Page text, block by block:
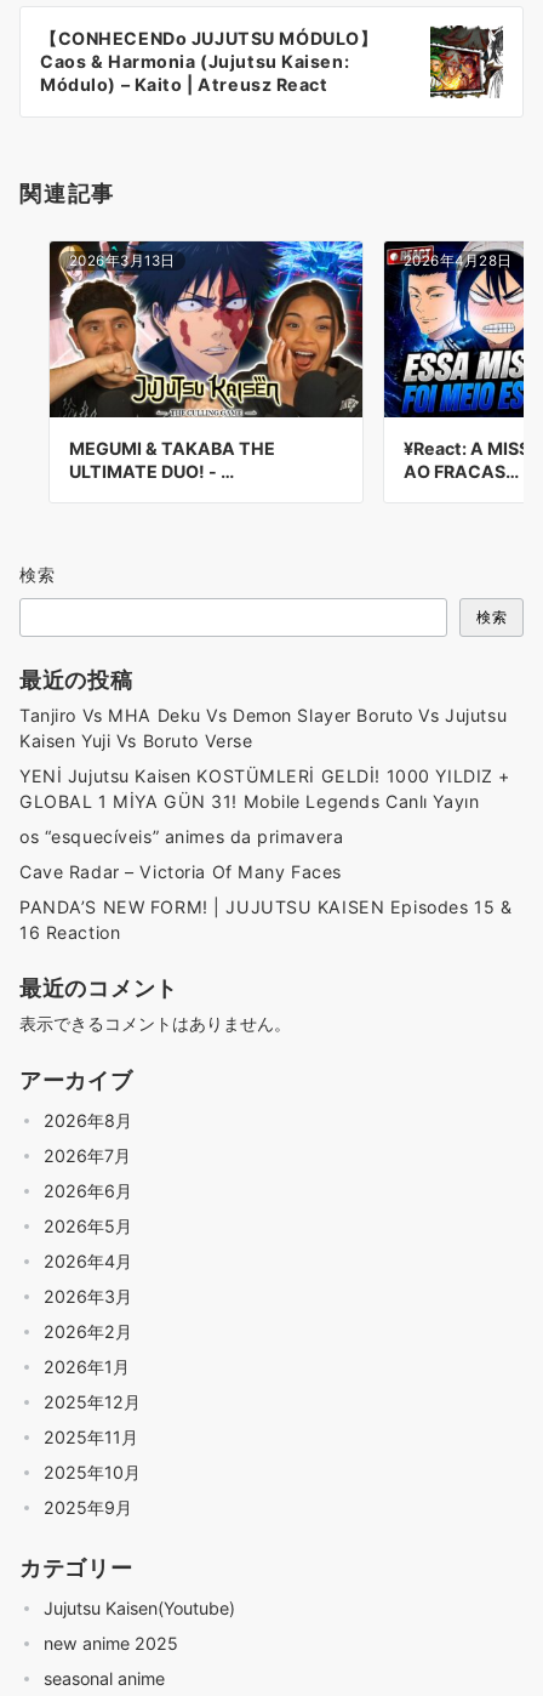
ン
【CONHECENDo JUJUTSU MÓDULO】
Caos & Harmonia (Jujutsu Kaisen:
Módulo) – Kaito | Atreusz React
関連記事
2026年3月13日
MEGUMI & TAKABA THE
ULTIMATE DUO! - …
2026年4月28日
¥React: A
AO FRACAS…
検索
検索
最近の投稿
Tanjiro Vs MHA Deku Vs Demon Slayer Boruto Vs Jujutsu
Kaisen Yuji Vs Boruto Verse
YENİ Jujutsu Kaisen KOSTÜMLERİ GELDİ! 1000 YILDIZ +
GLOBAL 1 MİYA GÜN 31! Mobile Legends Canlı Yayın
os “esquecíveis” animes da primavera
Cave Radar – Victoria Of Many Faces
PANDA’S NEW FORM! | JUJUTSU KAISEN Episodes 15 &
16 Reaction
最近のコメント
表示できるコメントはありません。
アーカイブ
2026年8月
2026年7月
2026年6月
2026年5月
2026年4月
2026年3月
2026年2月
2026年1月
2025年12月
2025年11月
2025年10月
2025年9月
カテゴリー
Jujutsu Kaisen(Youtube)
new anime 2025
seasonal anime